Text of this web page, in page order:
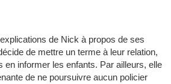
de Nick à propos de ses
de mettre un terme à leur relation,
en informer les enfants. Par ailleurs, elle
de ne poursuivre aucun policier